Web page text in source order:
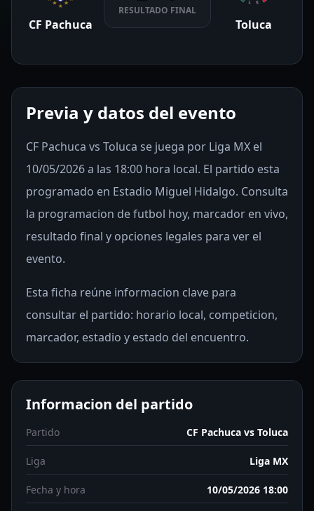
CF Pachuca
RESULTADO FINAL
Toluca
Previa y datos del evento
CF Pachuca vs Toluca se juega por Liga MX el
10/05/2026 a las 18:00 hora local. El partido esta
programado en Estadio Miguel Hidalgo. Consulta
la programacion de futbol hoy, marcador en vivo,
resultado final y opciones legales para ver el
evento.
Esta ficha reúne informacion clave para
consultar el partido: horario local, competicion,
marcador, estadio y estado del encuentro.
Informacion del partido
Partido CF Pachuca vs Toluca
Liga Liga MX
Fecha y hora 10/05/2026 18:00